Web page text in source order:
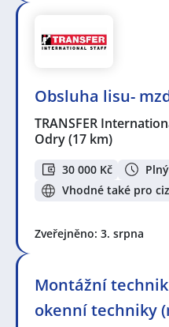
Obsluha lisu-
TRANSFER
Odry(17 km)
30 000 Kč
Vhodné také pro
Zveřejněno: 3. srpna
Montážní
okenní techniky